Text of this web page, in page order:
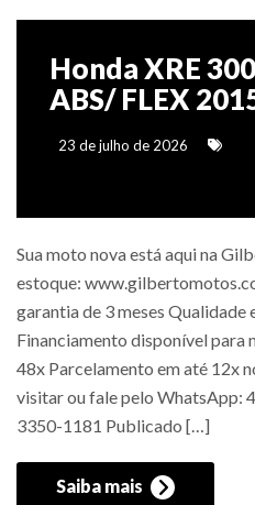
Honda XRE
ABS/ FLEX
23 de julho de 2026
Sua moto nova está aqui na
estoque:
garantia de 3 meses
Financiamento disponível para
48x Parcelamento em até 12x
visitar ou fale pelo WhatsApp:
3350-1181 Publicado […]
Saiba mais